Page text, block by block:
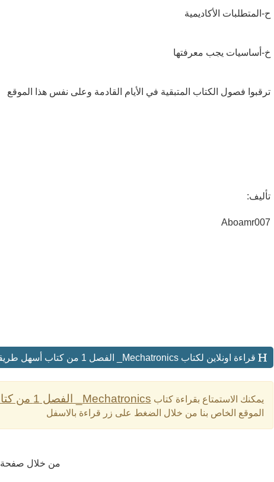
ح‌-المتطلبات الأكاديمية
خ‌-أساسيات يجب معرفتها
ترقبوا فصول الكتاب المتبقية في الأيام القادمة وعلى نفس هذا الموقع
تأليف:
Aboamr007
قراءة اونلاين لكتاب Mechatronics_ الفصل 1 من كتاب أسهل طريقة لتصميم أنظمة الميكاترونكس
يمكنك الاستمتاع بقراءة كتاب Mechatronics_ الفصل 1 من كتاب أسهل طريقة لتصميم أنظمة الميكاترونكس
الموقع الخاص بنا من خلال الضغط على زر قراءة بالاسفل
من خلال صفحة